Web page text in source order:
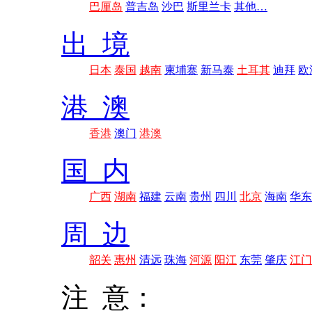
巴厘岛 普吉岛 沙巴 斯里兰卡 其他…
出 境
日本 泰国 越南 柬埔寨 新马泰 土耳其 迪拜 欧
港 澳
香港 澳门 港澳
国 内
广西 湖南 福建 云南 贵州 四川 北京 海南 华东
周 边
韶关 惠州 清远 珠海 河源 阳江 东莞 肇庆 江门
注 意：